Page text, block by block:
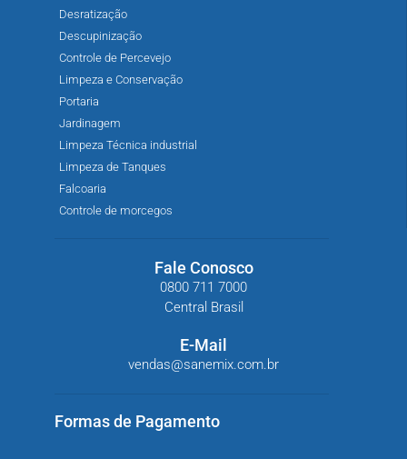
Desratização
Descupinização
Controle de Percevejo
Limpeza e Conservação
Portaria
Jardinagem
Limpeza Técnica industrial
Limpeza de Tanques
Falcoaria
Controle de morcegos
Fale Conosco
0800 711 7000
Central Brasil
E-Mail
vendas@sanemix.com.br
Formas de Pagamento